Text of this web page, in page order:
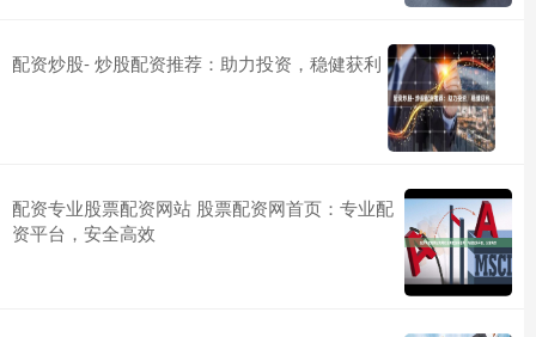
配资炒股- 炒股配资推荐：助力投资，稳健获利
配资专业股票配资网站 股票配资网首页：专业配
资平台，安全高效